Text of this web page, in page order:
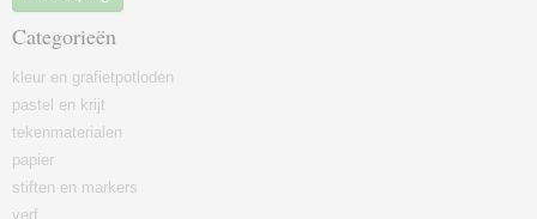
Categorieën
kleur en grafietpotloden
pastel en krijt
tekenmaterialen
papier
stiften en markers
verf